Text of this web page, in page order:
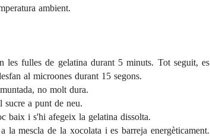
ambient.
les fulles de gelatina durant 5 minuts. Tot seguit, es
al microones durant 15 segons.
no molt dura.
sucre a punt de neu.
baix i s'hi afegeix la gelatina dissolta.
la mescla de la xocolata i es barreja energèticament.